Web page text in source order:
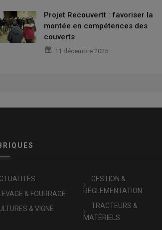
Projet Recouvertt : favoriser la
montée en compétences des
couverts
11 décembre 2025
& FOURRAGE
& VIGNE
GESTION &
RÉGLEMENTATION
TRACTEURS &
MATÉRIELS